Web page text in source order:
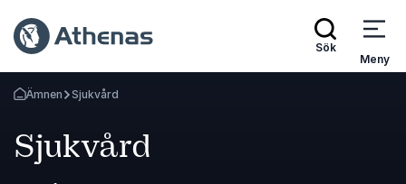
Sök
Meny
Gå tillbaka till startsidan
Ämnen Sjukvård
Sjukvård